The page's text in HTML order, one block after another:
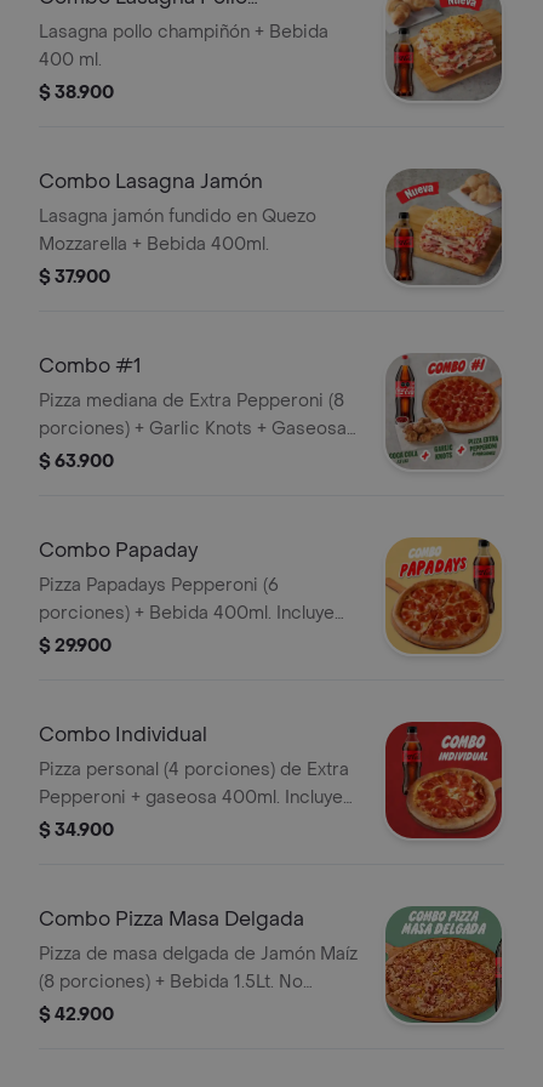
Champiñón
Lasagna pollo champiñón + Bebida
400 ml.
$ 38.900
Combo Lasagna Jamón
Lasagna jamón fundido en Quezo
Mozzarella + Bebida 400ml.
$ 37.900
Combo #1
Pizza mediana de Extra Pepperoni (8
porciones) + Garlic Knots + Gaseosa
1,5L. Incluye Salsa de Ajo, Sazonador
$ 63.900
Combo Papaday
Pizza Papadays Pepperoni (6
porciones) + Bebida 400ml. Incluye
Salsa de Ajo, Sazonador Pimienta
$ 29.900
Combo Individual
Pizza personal (4 porciones) de Extra
Pepperoni + gaseosa 400ml. Incluye
Salsa de Ajo, Sazonador Pimienta
$ 34.900
Combo Pizza Masa Delgada
Pizza de masa delgada de Jamón Maíz
(8 porciones) + Bebida 1.5Lt. No
incluye salsa de ajo, llevala por $2.900
$ 42.900